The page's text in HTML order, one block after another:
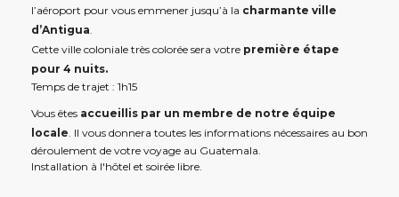
l’aéroport pour vous emmener jusqu’à la charmante ville
d’Antigua.
Cette ville coloniale très colorée sera votre première étape
pour 4 nuits.
Temps de trajet : 1h15
Vous êtes accueillis par un membre de notre équipe
locale. Il vous donnera toutes les informations nécessaires au bon
déroulement de votre voyage au Guatemala.
Installation à l'hôtel et soirée libre.